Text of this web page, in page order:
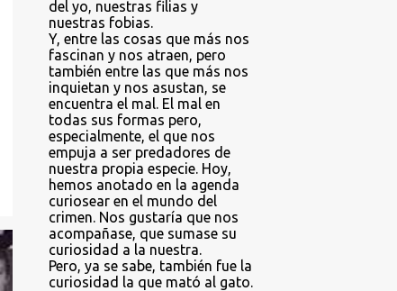
del yo, nuestras filias y
nuestras fobias.
Y, entre las cosas que más nos
fascinan y nos atraen, pero
también entre las que más nos
inquietan y nos asustan, se
encuentra el mal. El mal en
todas sus formas pero,
especialmente, el que nos
empuja a ser predadores de
nuestra propia especie. Hoy,
hemos anotado en la agenda
curiosear en el mundo del
crimen. Nos gustaría que nos
acompañase, que sumase su
curiosidad a la nuestra.
Pero, ya se sabe, también fue la
curiosidad la que mató al gato.